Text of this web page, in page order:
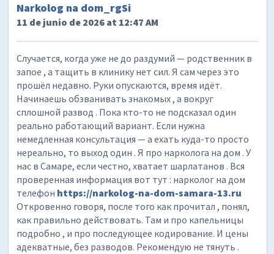
Narkolog na dom_rgSi
11 de junio de 2026 at 12:47 AM
Случается, когда уже не до раздумий — родственник в
запое , а тащить в клинику нет сил. Я сам через это
прошёл недавно. Руки опускаются, время идёт.
Начинаешь обзванивать знакомых , а вокруг
сплошной развод . Пока кто-то не подсказал один
реально работающий вариант. Если нужна
немедленная консультация — а ехать куда-то просто
нереально, то выход один . Я про нарколога на дом . У
нас в Самаре, если честно, хватает шарлатанов . Вся
проверенная информация вот тут : нарколог на дом
телефон https://narkolog-na-dom-samara-13.ru
Откровенно говоря, после того как прочитал , понял,
как правильно действовать. Там и про капельницы
подробно , и про последующее кодирование. И цены
адекватные, без разводов. Рекомендую не тянуть .